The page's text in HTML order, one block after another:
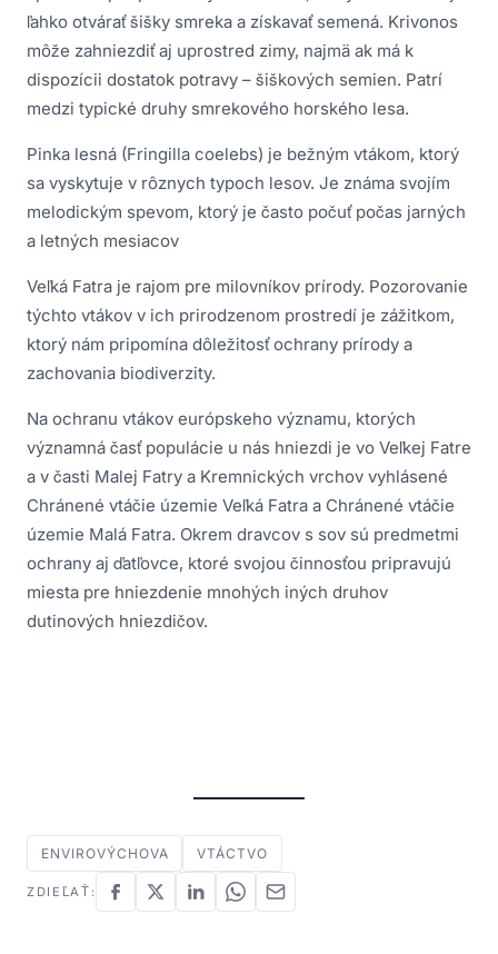
ľahko otvárať šišky smreka a získavať semená. Krivonos
môže zahniezdiť aj uprostred zimy, najmä ak má k
dispozícii dostatok potravy – šiškových semien. Patrí
medzi typické druhy smrekového horského lesa.
Pinka lesná (Fringilla coelebs) je bežným vtákom, ktorý
sa vyskytuje v rôznych typoch lesov. Je známa svojím
melodickým spevom, ktorý je často počuť počas jarných
a letných mesiacov
Veľká Fatra je rajom pre milovníkov prírody. Pozorovanie
týchto vtákov v ich prirodzenom prostredí je zážitkom,
ktorý nám pripomína dôležitosť ochrany prírody a
zachovania biodiverzity.
Na ochranu vtákov európskeho významu, ktorých
významná časť populácie u nás hniezdi je vo Veľkej Fatre
a v časti Malej Fatry a Kremnických vrchov vyhlásené
Chránené vtáčie územie Veľká Fatra a Chránené vtáčie
územie Malá Fatra. Okrem dravcov s sov sú predmetmi
ochrany aj ďatľovce, ktoré svojou činnosťou pripravujú
miesta pre hniezdenie mnohých iných druhov
dutinových hniezdičov.
ENVIROVÝCHOVA VTÁCTVO
ZDIEĽAŤ: